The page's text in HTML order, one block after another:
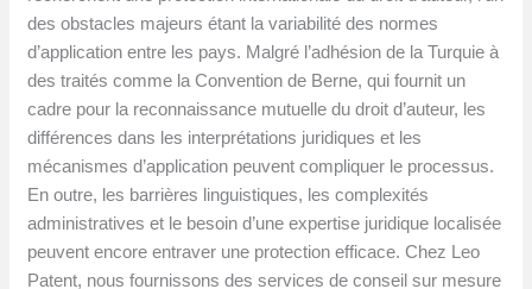
des obstacles majeurs étant la variabilité des normes
d’application entre les pays. Malgré l’adhésion de la Turquie à
des traités comme la Convention de Berne, qui fournit un
cadre pour la reconnaissance mutuelle du droit d’auteur, les
différences dans les interprétations juridiques et les
mécanismes d’application peuvent compliquer le processus.
En outre, les barrières linguistiques, les complexités
administratives et le besoin d’une expertise juridique localisée
peuvent encore entraver une protection efficace. Chez Leo
Patent, nous fournissons des services de conseil sur mesure